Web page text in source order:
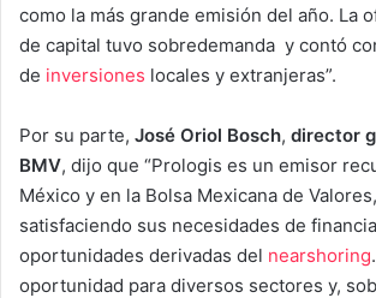
como la más grande emisión del año. La
de capital tuvo sobredemanda y contó
de inversiones locales y extranjeras”.
Por su parte, José Oriol Bosch, director
BMV, dijo que “Prologis es un emisor
México y en la Bolsa Mexicana de
satisfaciendo sus necesidades de
oportunidades derivadas del nearshoring
oportunidad para diversos sectores y,